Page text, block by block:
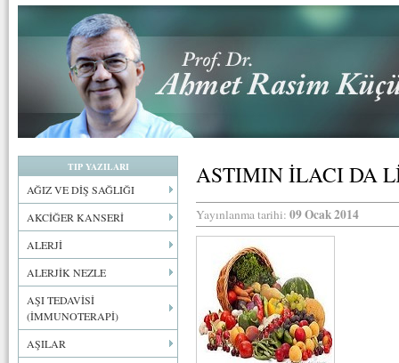
TIP YAZILARI
AĞIZ VE DİŞ SAĞLIĞI
AKCİĞER KANSERİ
ALERJİ
ALERJİK NEZLE
AŞI TEDAVİSİ
(İMMUNOTERAPİ)
AŞILAR
ASTIMIN İLACI DA
Yayınlanma tarihi: 09 Ocak 2014